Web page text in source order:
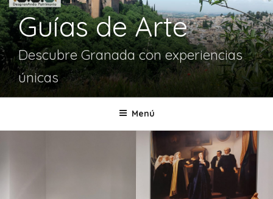
Guías de Arte
Descubre Granada con experiencias
únicas
Menú